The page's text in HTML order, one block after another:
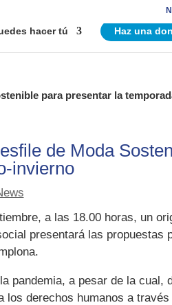
hacer tú Haz una
para presentar la
de Moda
invierno
a las 18.00 horas, un
presentará las propuestas
pandemia, a pesar de la cual,
derechos humanos a